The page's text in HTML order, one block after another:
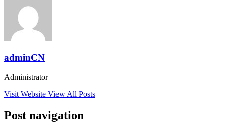
adminCN
Administrator
Visit Website View All Posts
Post navigation